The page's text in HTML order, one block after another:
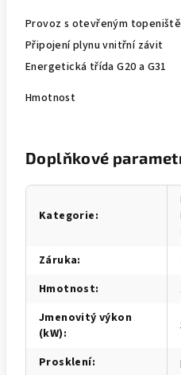
Provoz s otevřeným
Připojení plynu vnitřní závit
Energetická třída G20 a G31
Hmotnost
Doplňkové
Kategorie:
Záruka:
Hmotnost:
Jmenovitý výkon
(kW):
Prosklení: